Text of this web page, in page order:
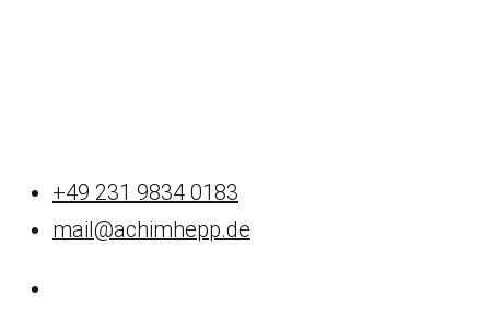
+49 231 9834 0183
mail@achimhepp.de